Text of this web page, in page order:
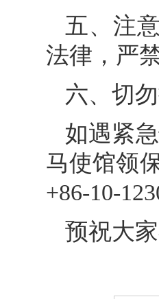
五、注
法律，严
六、切
如遇紧
马使馆领
+86-10-
预祝大